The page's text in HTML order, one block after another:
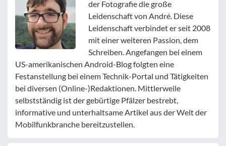
der Fotografie die große
Leidenschaft von André. Diese
Leidenschaft verbindet er seit 2008
mit einer weiteren Passion, dem
Schreiben. Angefangen bei einem
US-amerikanischen Android-Blog folgten eine
Festanstellung bei einem Technik-Portal und Tätigkeiten
bei diversen (Online-)Redaktionen. Mittlerweile
selbstständig ist der gebürtige Pfälzer bestrebt,
informative und unterhaltsame Artikel aus der Welt der
Mobilfunkbranche bereitzustellen.